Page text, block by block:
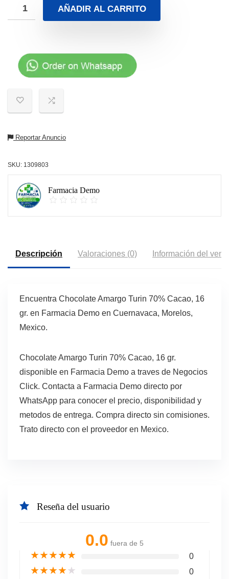
AÑADIR AL CARRITO
Reportar Anuncio
SKU: 1309803
Farmacia Demo
Descripción Valoraciones (0) Información del
Encuentra Chocolate Amargo Turin 70% Cacao, 16
gr. en Farmacia Demo en Cuernavaca, Morelos,
Mexico.
Chocolate Amargo Turin 70% Cacao, 16 gr.
disponible en Farmacia Demo a traves de Negocios
Click. Contacta a Farmacia Demo directo por
WhatsApp para conocer el precio, disponibilidad y
metodos de entrega. Compra directo sin comisiones.
Trato directo con el proveedor en Mexico.
Reseña del usuario
0.0 fuera de 5
★★★★★ 0
★★★★★ 0